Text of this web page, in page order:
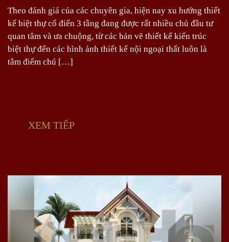
Theo đánh giá của các chuyên gia, hiện nay xu hướng thiết
kế biệt thự cổ điển 3 tầng đang được rất nhiều chủ đầu tư
quan tâm và ưa chuộng, từ các bản vẽ thiết kế kiến trúc
biệt thự đến các hình ảnh thiết kế nội ngoại thất luôn là
tâm điểm chú […]
XEM TIẾP